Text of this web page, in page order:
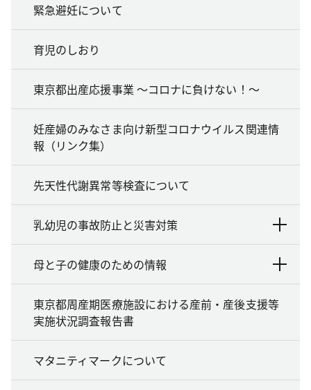
緊急避妊について
育児のしおり
東京都出産応援事業 ～コロナに負けない！～
妊産婦のみなさま向け新型コロナウイルス関連情
報（リンク集）
先天性代謝異常等検査について
乳幼児の事故防止と災害対策
母と子の健康のための情報
東京都周産期医療施設における産前・産後支援等
実施状況調査報告書
マタニティマークについて